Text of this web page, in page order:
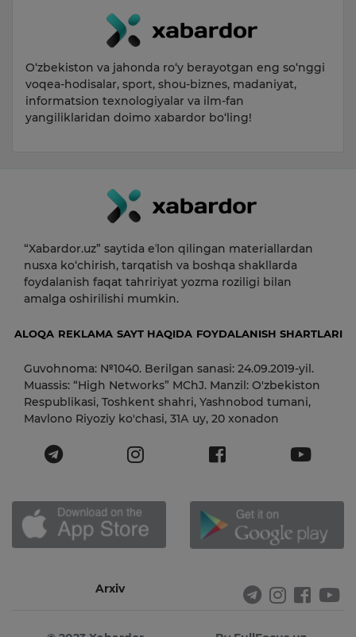
O‘zbekiston va jahonda ro‘y berayotgan eng so‘nggi
voqea-hodisalar, sport, shou-biznes, madaniyat,
informatsion texnologiyalar va ilm-fan
yangiliklaridan doimo xabardor bo‘ling!
“Xabardor.uz” saytida eʼlon qilingan materiallardan
nusxa ko‘chirish, tarqatish va boshqa shakllarda
foydalanish faqat tahririyat yozma roziligi bilan
amalga oshirilishi mumkin.
ALOQA REKLAMA SAYT HAQIDA FOYDALANISH SHARTLARI
Guvohnoma: №1040. Berilgan sanasi: 24.09.2019-yil.
Muassis: “High Networks” MChJ. Manzil: O'zbekiston
Respublikasi, Toshkent shahri, Yashnobod tumani,
Mavlono Riyoziy ko'chasi, 31А uy, 20 xonadon
Arxiv